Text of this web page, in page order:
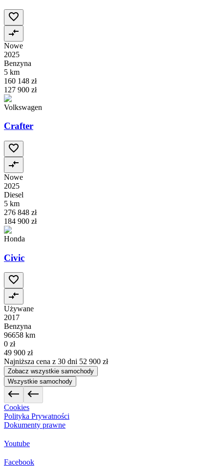
Nowe
2025
Benzyna
5 km
160 148 zł
127 900 zł
Volkswagen
Crafter
Nowe
2025
Diesel
5 km
276 848 zł
184 900 zł
Honda
Civic
Używane
2017
Benzyna
96658 km
0 zł
49 900 zł
Najniższa cena z 30 dni 52 900 zł
Zobacz wszystkie samochody
Wszystkie samochody
Cookies
Polityka Prywatności
Dokumenty prawne
Youtube
Facebook